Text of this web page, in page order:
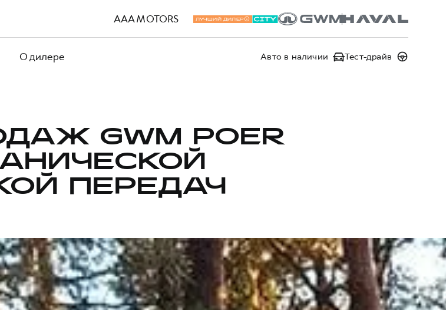
AAA MOTORS ЛУЧШИЙ ДИЛЕР
О дилере Авто в наличии Тест-драйв
GWM POER
ПЕРЕДАЧ